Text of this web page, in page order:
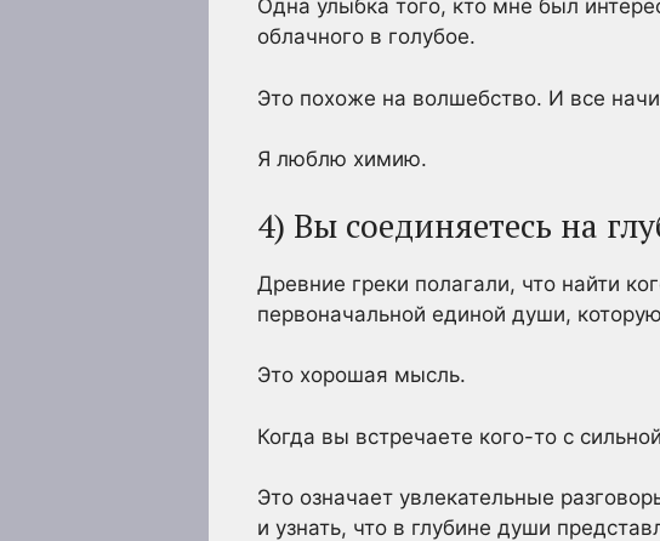
Одна улыбка того, кто мне был
облачного в голубое.
Это похоже на волшебство. И все
Я люблю химию.
4) Вы соединяетесь на
Древние греки полагали, что найти
первоначальной единой души,
Это хорошая мысль.
Когда вы встречаете кого-то с
Это означает увлекательные
и узнать, что в глубине души